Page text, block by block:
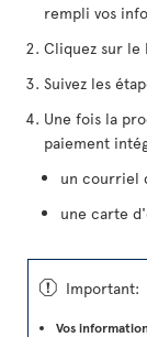
rempli vos
Cliquez sur
Suivez les
Une fois la
paiement
un courriel
une carte
ü Important:
Vos